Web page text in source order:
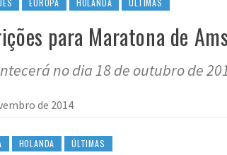
EUROPA HOLANDA ÚLTIMAS
para Maratona de
no dia 18 de outubro de
de 2014
HOLANDA ÚLTIMAS